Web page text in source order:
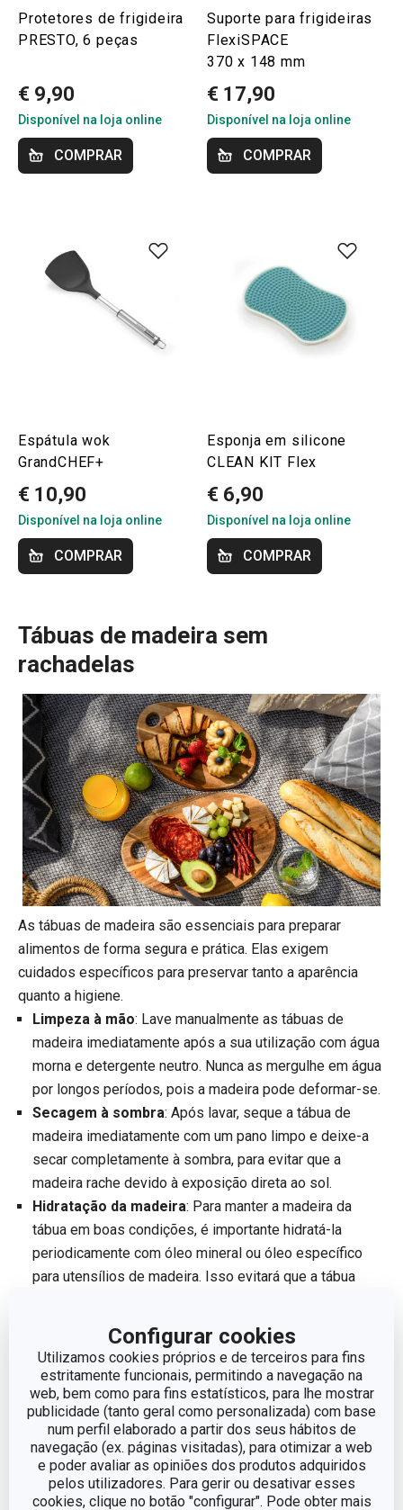
Configurar cookies
Utilizamos cookies próprios e de terceiros para fins
estritamente funcionais, permitindo a navegação na
web, bem como para fins estatísticos, para lhe mostrar
publicidade (tanto geral como personalizada) com base
num perfil elaborado a partir dos seus hábitos de
navegação (ex. páginas visitadas), para otimizar a web
e poder avaliar as opiniões dos produtos adquiridos
pelos utilizadores. Para gerir ou desativar esses
cookies, clique no botão "configurar". Pode obter mais
Protetores de frigideira
PRESTO, 6 peças
€ 9,90
Disponível na loja online
COMPRAR
Suporte para frigideiras
FlexiSPACE
370 x 148 mm
€ 17,90
Disponível na loja online
COMPRAR
Espátula wok
GrandCHEF+
€ 10,90
Disponível na loja online
COMPRAR
Esponja em silicone
CLEAN KIT Flex
€ 6,90
Disponível na loja online
COMPRAR
Tábuas de madeira sem
rachadelas
As tábuas de madeira são essenciais para preparar
alimentos de forma segura e prática. Elas exigem
cuidados específicos para preservar tanto a aparência
quanto a higiene.
Limpeza à mão: Lave manualmente as tábuas de
madeira imediatamente após a sua utilização com água
morna e detergente neutro. Nunca as mergulhe em água
por longos períodos, pois a madeira pode deformar-se.
Secagem à sombra: Após lavar, seque a tábua de
madeira imediatamente com um pano limpo e deixe-a
secar completamente à sombra, para evitar que a
madeira rache devido à exposição direta ao sol.
Hidratação da madeira: Para manter a madeira da
tábua em boas condições, é importante hidratá-la
periodicamente com óleo mineral ou óleo específico
para utensílios de madeira. Isso evitará que a tábua
ácidos pode danificar a superfície da madeira. Limpe
imediatamente após o uso de alimentos ácidos.
O segredo das Facas sempre
afiadas